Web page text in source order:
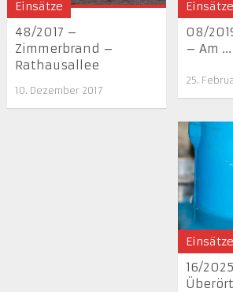
Einsätze
48/2017 –
Zimmerbrand –
Rathausallee
10. Dezember 2017
Einsätze
08/
– Am ...
25.
Einsätze
16/